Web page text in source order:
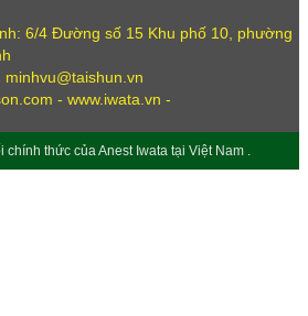
6/4 Đường số 15 Khu phố 10, phường
- www.iwata.vn -
chính thức của Anest Iwata tại Việt Nam .